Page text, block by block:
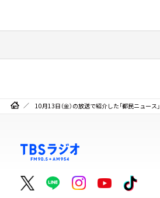
10月13日（金）の放送で紹介した「都民ニュース」